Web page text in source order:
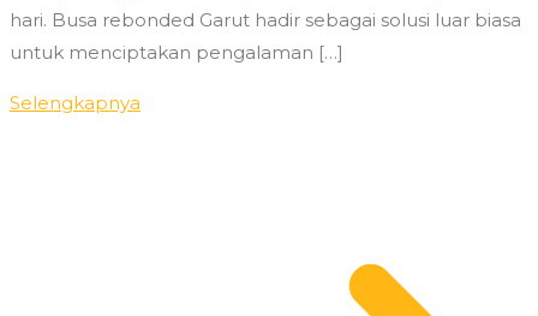
hari. Busa rebonded Garut hadir sebagai solusi luar biasa
untuk menciptakan pengalaman […]
Selengkapnya